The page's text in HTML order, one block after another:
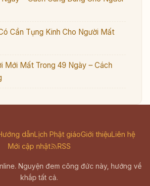
Cần Tụng Kinh Cho Người Mất
Mới Mất Trong 49 Ngày – Cách
dẫnLịch Phật giáoGiới thiệuLiên hệ
Mới cập nhật
RSS
Nguyện đem công đức này, hướng về
khắp tất cả.